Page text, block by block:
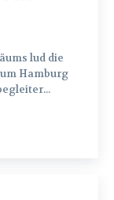
Hamburg